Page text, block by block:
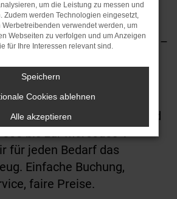
DieAutovermietung
Autozentrum
all diese Anforderungen –
und mit moderner
ein Wochenende oder
uns bleiben Sie flexibel und
bis zur Mercedes V-
für jeden Bedarf das
Einfache Buchung,
faire Preise.
um die Leistung zu messen und
Zudem werden Technologien eingesetzt,
Werbetreibenden verwendet werden, um
Webseiten zu verfolgen und um Anzeigen
für Ihre Interessen relevant sind.
Speichern
Cookies ablehnen
Alle akzeptieren